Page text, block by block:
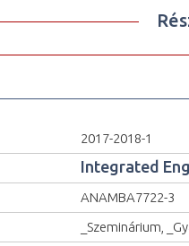
2017-2018-1
Integrated
ANAMBA7722-3
_Szeminárium,